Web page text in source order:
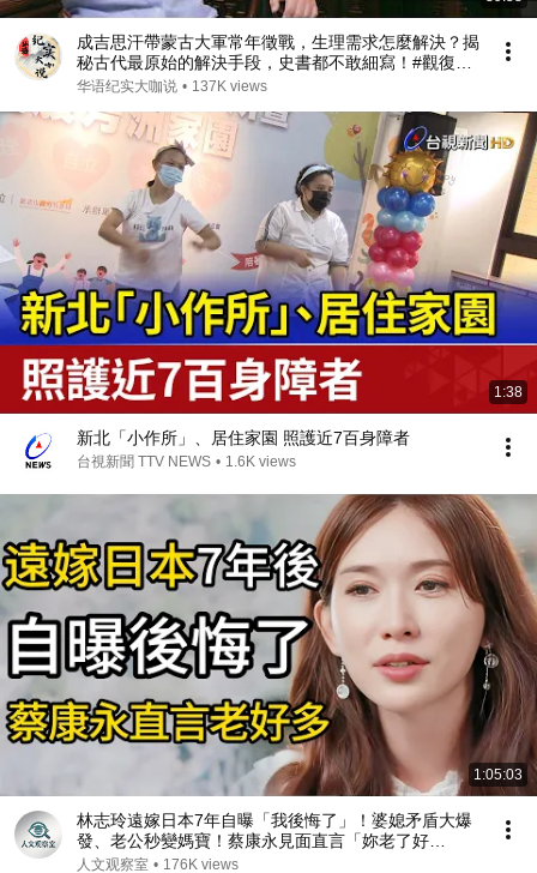
成吉思汗帶蒙古大軍常年徵戰，生理需求怎麼解決？揭
秘古代最原始的解決手段，史書都不敢細寫！#觀復嘟
嘟 #馬未都 #圆桌派 #观复嘟嘟 #窦文涛
华语纪实大咖说 • 137K views
1:38
新北「小作所」、居住家園 照護近7百身障者
台視新聞 TTV NEWS • 1.6K views
1:05:03
林志玲遠嫁日本7年自曝「我後悔了」！婆媳矛盾大爆
發、老公秒變媽寶！蔡康永見面直言「妳老了好
多」！！#林志玲 #蔡康永 #日本 #经济 #金融 #美国 #
人文观察室 • 176K views